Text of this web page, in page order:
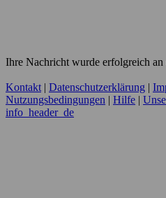
Ihre Nachricht wurde erfolgreich an
Kontakt| Datenschutzerklärung
Nutzungsbedingungen
Hilfe
info_header_de